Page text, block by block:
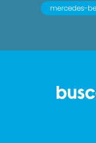
mercedes-